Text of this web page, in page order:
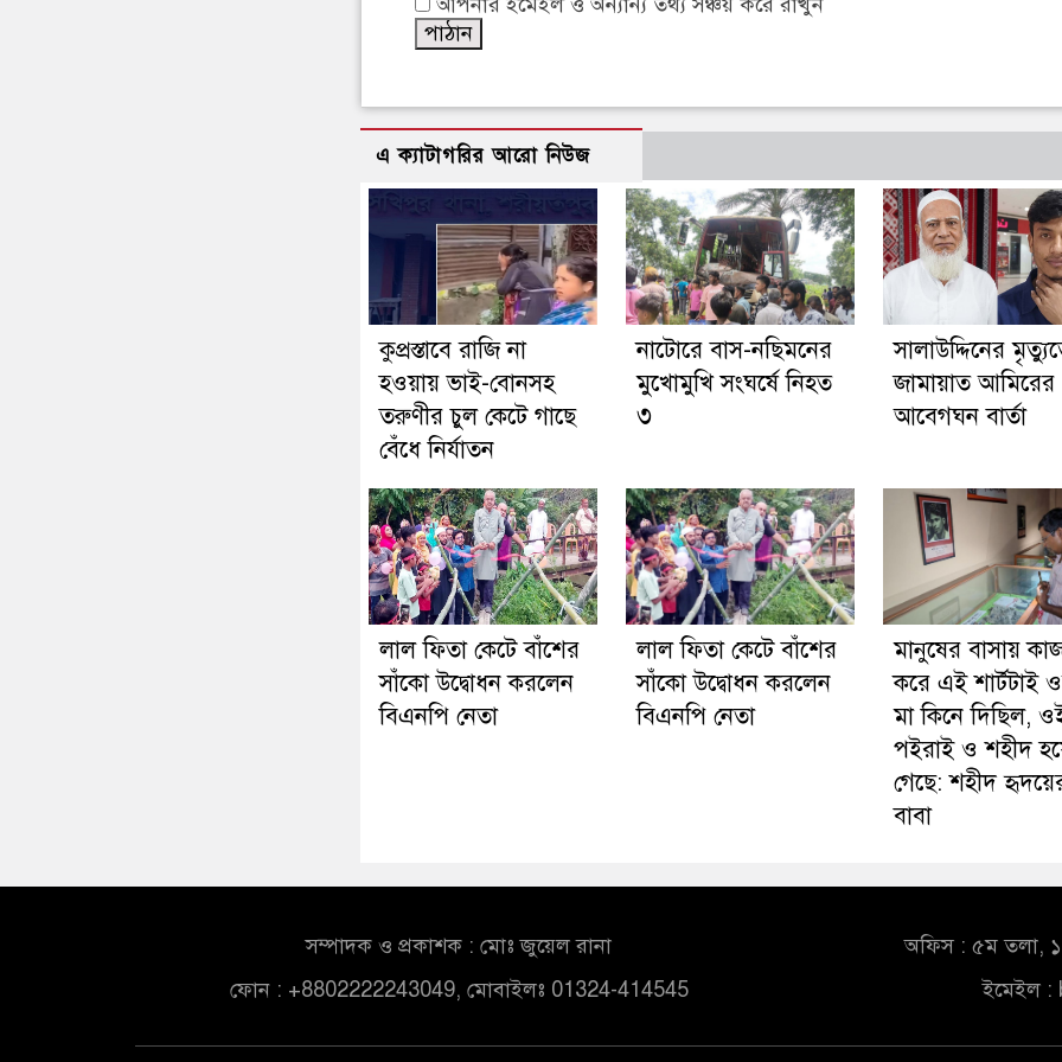
এ ক্যাটাগরির আরো নিউজ
কুপ্রস্তাবে রাজি না
হওয়ায় ভাই-বোনসহ
তরুণীর চুল কেটে গাছে
বেঁধে নির্যাতন
নাটোরে বাস-নছিমনের
মুখোমুখি সংঘর্ষে নিহত
৩
সালাউদ্দিনের
জামায়াত আমিরের
আবেগঘন বার্তা
লাল ফিতা কেটে বাঁশের
সাঁকো উদ্বোধন করলেন
বিএনপি নেতা
লাল ফিতা কেটে বাঁশের
সাঁকো উদ্বোধন করলেন
বিএনপি নেতা
মানুষের বাসায়
করে এই শার্টটাই
মা কিনে দিছিল,
পইরাই ও শহীদ
গেছে: শহীদ
বাবা
সম্পাদক ও প্রকাশক : মোঃ জুয়েল রানা
ফোন : +8802222243049, মোবাইলঃ 01324-414545
অফিস : ৫ম তলা,
ইমেইল :